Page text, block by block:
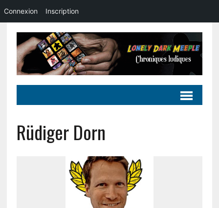
Rüdiger Dorn
Connexion Inscription